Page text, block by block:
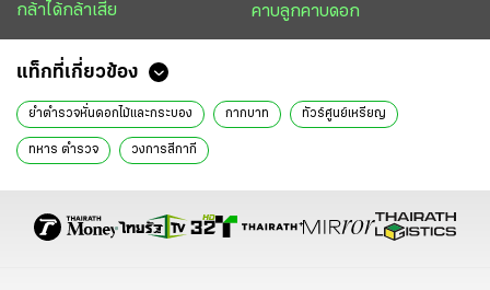
กล้าได้กล้าเสีย คาบลูกคาบดอก
แท็กที่เกี่ยวข้อง
ยำตำรวจหั่นดอกไม้และกระบอง กากบาท ทัวร์ศูนย์เหรียญ
ทหาร ตำรวจ วงการสีกากี